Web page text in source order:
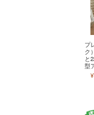
プ
ク
と
型